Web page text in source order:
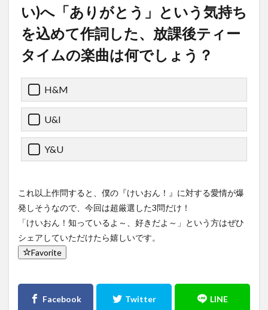
い)へ「ありがとう」という気持ち
を込めて作詞した、放課後ティー
タイムの楽曲は何でしょう？
H&M
U&I
Y&U
これ以上作問すると、僕の『けいおん！』に対する愛情が爆
発しそうなので、今回は超厳選した3問だけ！
「けいおん！知っているよ～、好きだよ～」という方はぜひ
シェアしていただけたら嬉しいです。
Favorite